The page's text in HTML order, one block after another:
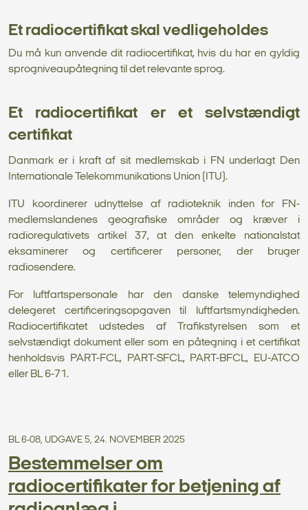
Et radiocertifikat skal vedligeholdes
Du må kun anvende dit radiocertifikat, hvis du har en gyldig
sprogniveaupåtegning til det relevante sprog.
Et radiocertifikat er et selvstændigt
certifikat
Danmark er i kraft af sit medlemskab i FN underlagt Den
Internationale Telekommunikations Union (ITU).
ITU koordinerer udnyttelse af radioteknik inden for FN-
medlemslandenes geografiske områder og kræver i
radioregulativets artikel 37, at den enkelte nationalstat
eksaminerer og certificerer personer, der bruger
radiosendere.
For luftfartspersonale har den danske telemyndighed
delegeret certificeringsopgaven til luftfartsmyndigheden.
Radiocertifikatet udstedes af Trafikstyrelsen som et
selvstændigt dokument eller som en påtegning i et certifikat
henholdsvis PART-FCL, PART-SFCL, PART-BFCL, EU-ATCO
eller BL 6-71.
BL 6-08, UDGAVE 5, 24. NOVEMBER 2025
Bestemmelser om
radiocertifikater for betjening af